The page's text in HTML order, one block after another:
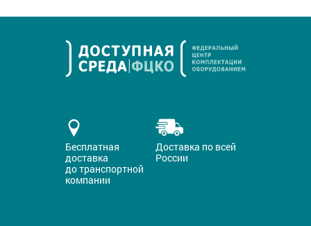
Бесплатная
доставка
до транспортной
компании
Доставка по всей
России